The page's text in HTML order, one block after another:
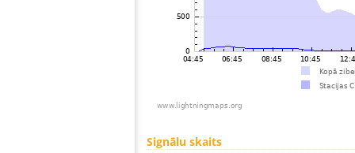
Signālu skaits